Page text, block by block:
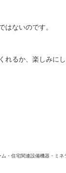
はないのです。
れるか、楽しみに
・住宅関連設備機器・ミ